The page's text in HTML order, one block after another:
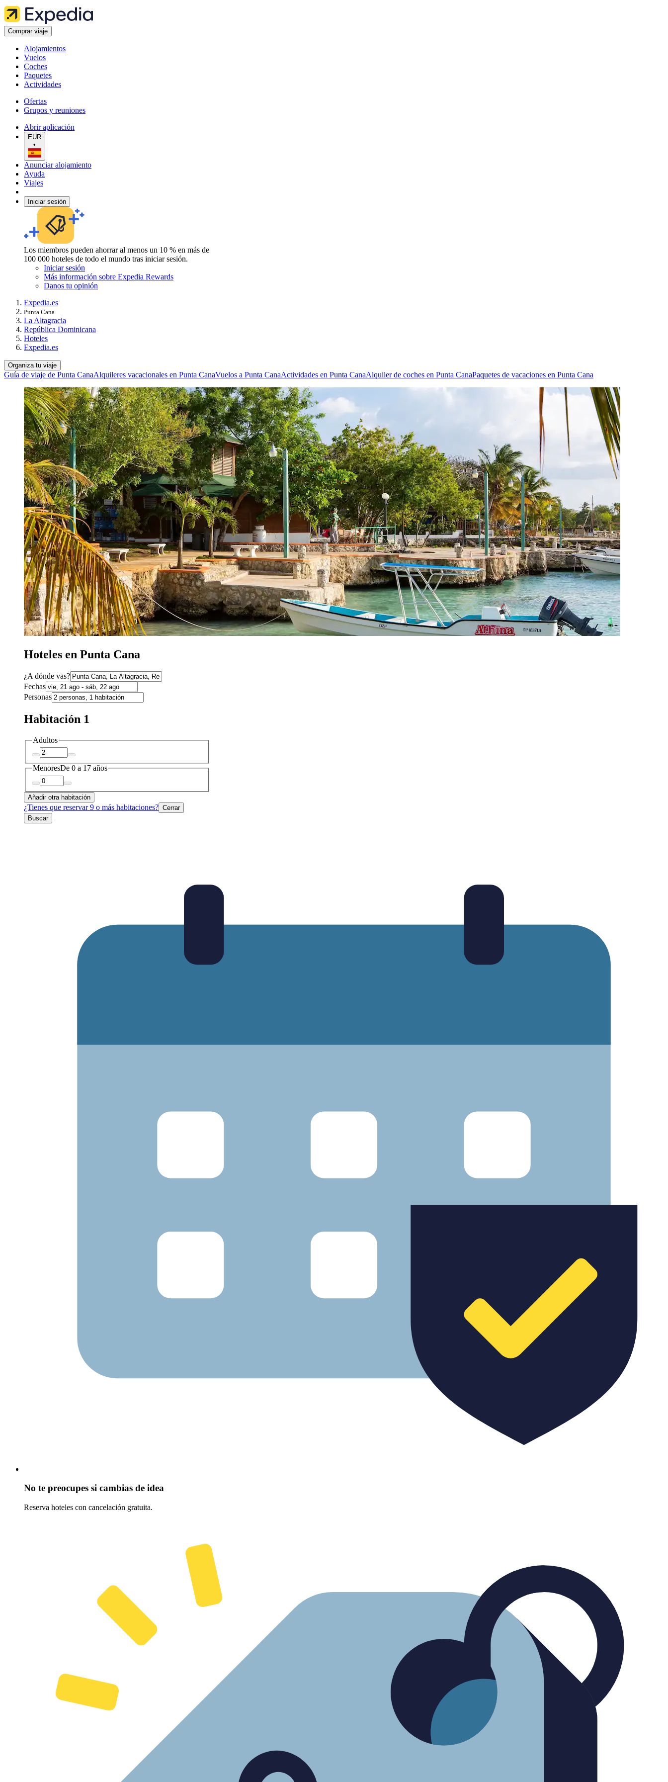
Comprar viaje
Alojamientos
Vuelos
Coches
Paquetes
Actividades
Ofertas
Grupos y reuniones
Abrir aplicación
EUR
•
Anunciar alojamiento
Ayuda
Viajes
Iniciar sesión
Los miembros pueden ahorrar al menos un 10 % en más de
100 000 hoteles de todo el mundo tras iniciar sesión.
Iniciar sesión
Más información sobre Expedia Rewards
Danos tu opinión
Expedia.es
Punta Cana
La Altagracia
República Dominicana
Hoteles
Expedia.es
Organiza tu viaje
Guía de viaje de Punta CanaAlquileres vacacionales en Punta CanaVuelos a Punta CanaActividades en Punta CanaAlquiler de coches en Punta CanaPaquetes de vacaciones en Punta Cana
Hoteles en Punta Cana
¿A dónde vas?
Fechas
Personas
Habitación 1
Adultos
MenoresDe 0 a 17 años
Añadir otra habitación
¿Tienes que reservar 9 o más habitaciones? Cerrar
Buscar
No te preocupes si cambias de idea
Reserva hoteles con cancelación gratuita.